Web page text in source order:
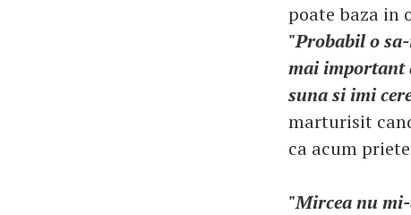
poate baza in
"Probabil o
mai important
suna si imi
marturisit
ca acum
"Mircea nu mi-